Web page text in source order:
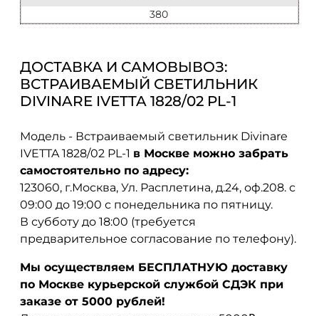
380
ДОСТАВКА И САМОВЫВОЗ:
ВСТРАИВАЕМЫЙ СВЕТИЛЬНИК
DIVINARE IVETTA 1828/02 PL-1
Модель - Встраиваемый светильник Divinare
IVETTA 1828/02 PL-1 в Москве можно забрать
самостоятельно по адресу:
123060, г.Москва, Ул. Расплетина, д.24, оф.208. с
09:00 до 19:00 с понедельника по пятницу.
В субботу до 18:00 (требуется
предварительное согласование по телефону).
Мы осуществляем БЕСПЛАТНУЮ доставку
по Москве курьерской службой СДЭК при
заказе от 5000 рублей!